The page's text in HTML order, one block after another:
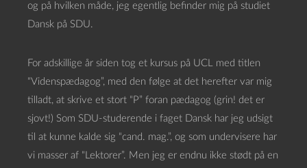
og på hvilken måde, jeg egentlig befinder mig på studiet
Dansk på SDU.
For adskillige år siden tog et kursus på UCL med titlen
“Videnspædagog”, med den følge at det herefter var mig
tilladt, at skrive et stort “P” foran pædagog (grin! det er
sjovt!) Som SDU-studerende i faget Dansk har jeg udsigt
til at kunne kalde sig “cand. mag.”, og som undervisere har
vi masser af “Lektorer”. Men jeg er endnu ikke stødt på en